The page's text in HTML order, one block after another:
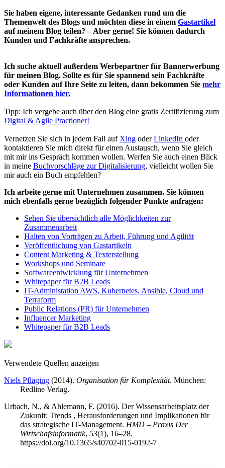
Sie haben eigene, interessante Gedanken rund um die
Themenwelt des Blogs und möchten diese in einem Gastartikel
auf meinem Blog teilen? – Aber gerne! Sie können dadurch
Kunden und Fachkräfte ansprechen.
Ich suche aktuell außerdem Werbepartner für Bannerwerbung
für meinen Blog. Sollte es für Sie spannend sein Fachkräfte
oder Kunden auf Ihre Seite zu leiten, dann bekommen Sie mehr
Informationen hier.
Tipp: Ich vergebe auch über den Blog eine gratis Zertifizierung zum
Digital & Agile Practioner!
Vernetzen Sie sich in jedem Fall auf Xing oderLinkedIn oder
kontaktieren Sie mich direkt für einen Austausch, wenn Sie gleich
mit mir ins Gespräch kommen wollen. Werfen Sie auch einen Blick
in meine Buchvorschläge zur Digitalisierung, vielleicht wollen Sie
mir auch ein Buch empfehlen?
Ich arbeite gerne mit Unternehmen zusammen. Sie können
mich ebenfalls gerne bezüglich folgender Punkte anfragen:
Sehen Sie übersichtlich alle Möglichkeiten zur
Zusammenarbeit
Halten von Vorträgen zu Arbeit, Führung und Agilität
Veröffentlichung von Gastartikeln
Content Marketing & Texterstellung
Workshops und Seminare
Softwareentwicklung für Unternehmen
Whitepaper für B2B Leads
IT-Administation AWS, Kubernetes, Ansible, Cloud und
Terraform
Public Relations (PR) für Unternehmen
Influencer Marketing
Whitepaper für B2B Leads
Verwendete Quellen anzeigen
Niels Pfläging (2014). Organisation für Komplexität. München:
Redline Verlag.
Urbach, N., & Ahlemann, F. (2016). Der Wissensarbeitsplatz der
Zukunft: Trends , Herausforderungen und Implikationen für
das strategische IT-Management. HMD – Praxis Der
Wirtschafsinformatik, 53(1), 16–28.
https://doi.org/10.1365/s40702-015-0192-7